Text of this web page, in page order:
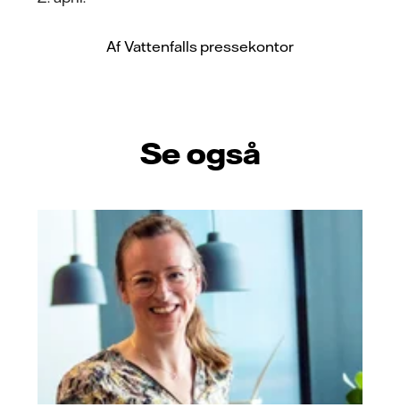
Af Vattenfalls pressekontor
Se også